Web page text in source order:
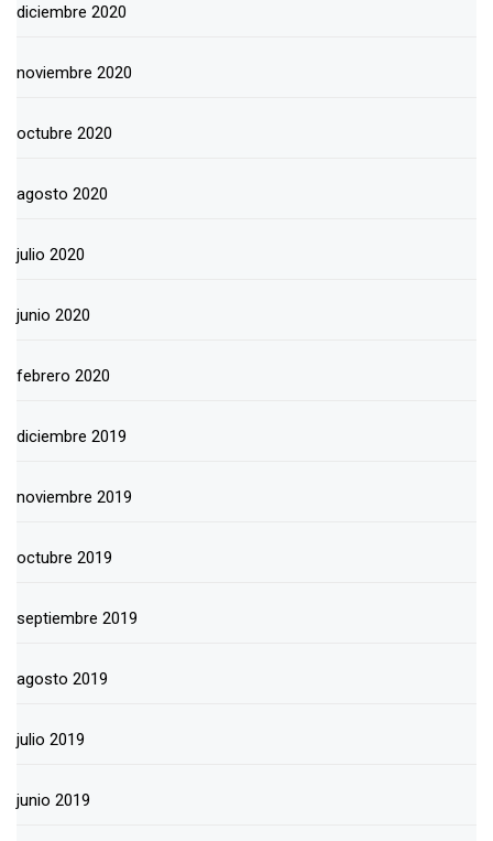
diciembre 2020
noviembre 2020
octubre 2020
agosto 2020
julio 2020
junio 2020
febrero 2020
diciembre 2019
noviembre 2019
octubre 2019
septiembre 2019
agosto 2019
julio 2019
junio 2019